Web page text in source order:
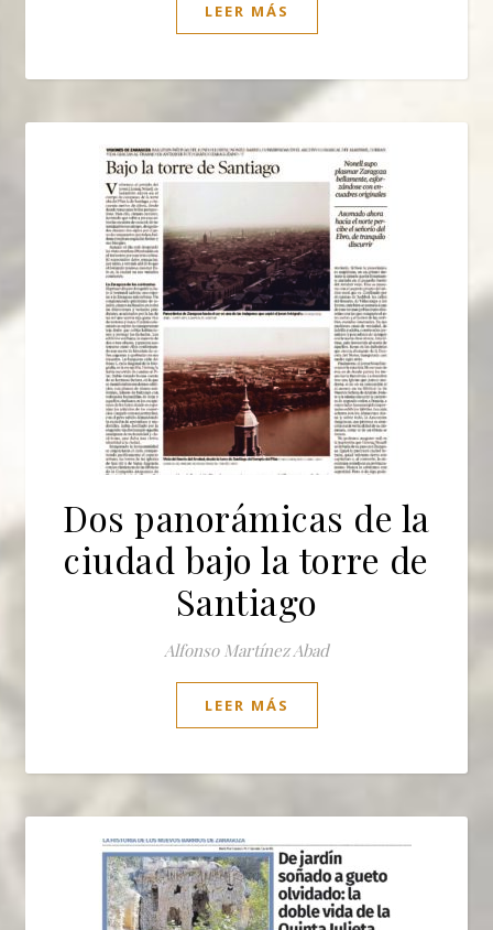
LEER MÁS
Dos panorámicas de la
ciudad bajo la torre de
Santiago
Alfonso Martínez Abad
LEER MÁS